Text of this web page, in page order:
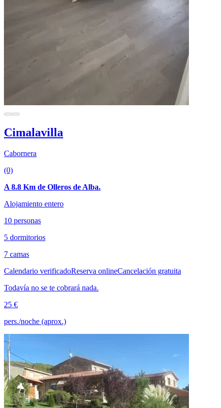
Cimalavilla
Cabornera
(0)
A 8.8 Km de Olleros de Alba.
Alojamiento entero
10 personas
5 dormitorios
7 camas
Calendario verificadoReserva onlineCancelación gratuita
Todavía no se te cobrará nada.
25 €
pers./noche (aprox.)